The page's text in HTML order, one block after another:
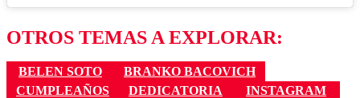
OTROS TEMAS A EXPLORAR:
BELEN SOTO
BRANKO BACOVICH
CUMPLEAÑOS
DEDICATORIA
INSTAGRAM